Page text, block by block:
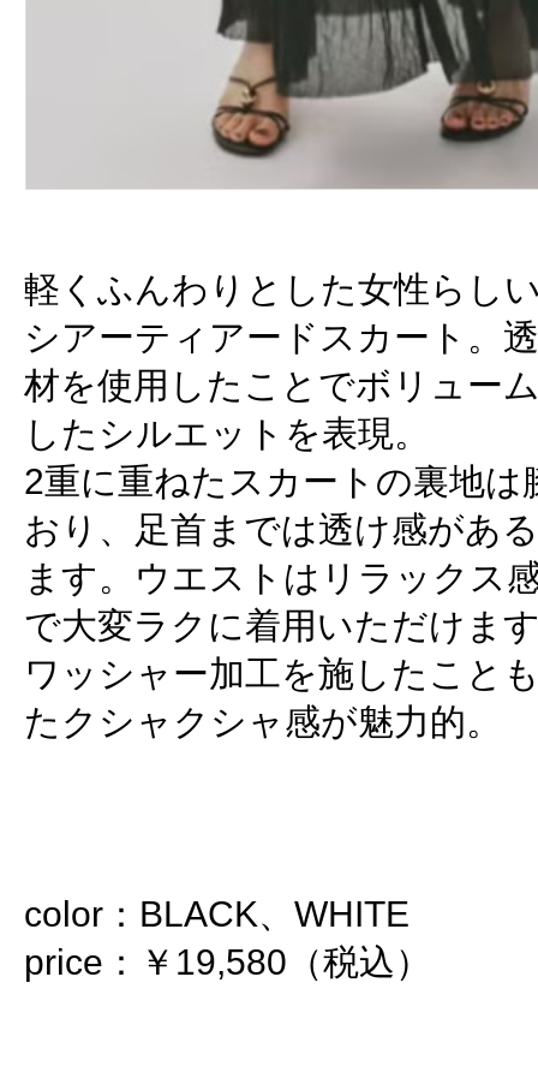
軽くふんわりとした女性らし
シアーティアードスカート。
材を使用したことでボリュー
したシルエットを表現。
2重に重ねたスカートの裏地
おり、足首までは透け感があ
ます。ウエストはリラックス
で大変ラクに着用いただけま
ワッシャー加工を施したこと
たクシャクシャ感が魅力的。
color：BLACK、WHITE
price：￥19,580（税込）